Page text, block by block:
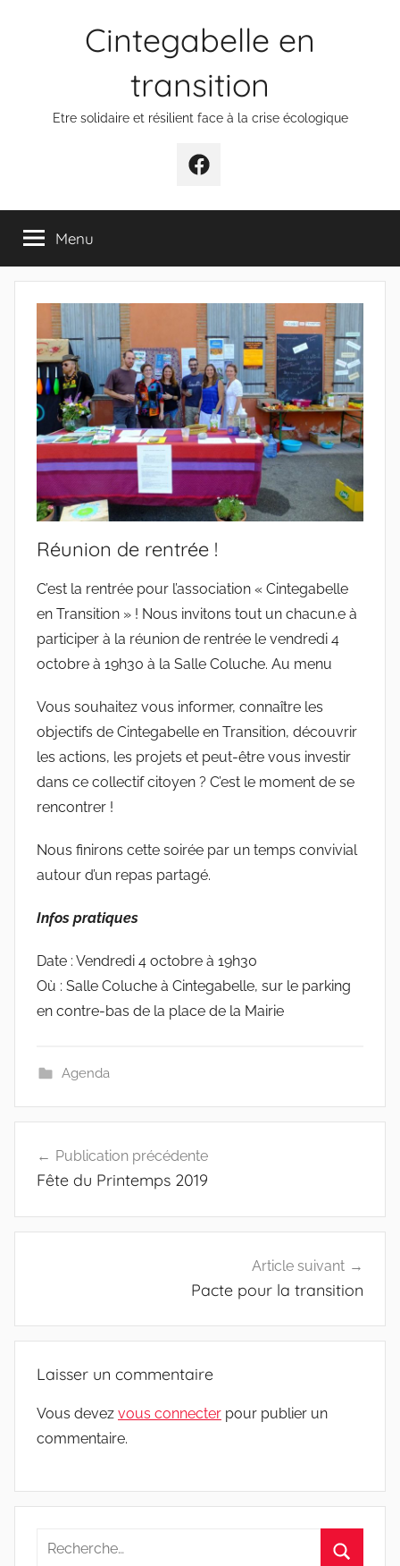
Cintegabelle en
transition
Etre solidaire et résilient face à la crise écologique
Facebook
Menu
Réunion de rentrée !
C’est la rentrée pour l’association « Cintegabelle
en Transition » ! Nous invitons tout un chacun.e à
participer à la réunion de rentrée le vendredi 4
octobre à 19h30 à la Salle Coluche. Au menu
Vous souhaitez vous informer, connaître les
objectifs de Cintegabelle en Transition, découvrir
les actions, les projets et peut-être vous investir
dans ce collectif citoyen ? C’est le moment de se
rencontrer !
Nous finirons cette soirée par un temps convivial
autour d’un repas partagé.
Infos pratiques
Date : Vendredi 4 octobre à 19h30
Où : Salle Coluche à Cintegabelle, sur le parking
en contre-bas de la place de la Mairie
Agenda
de
Publication précédente
Fête du Printemps 2019
Article suivant
Pacte pour la transition
Laisser un commentaire
Vous devez vous connecter pour publier un
commentaire.
Recherche